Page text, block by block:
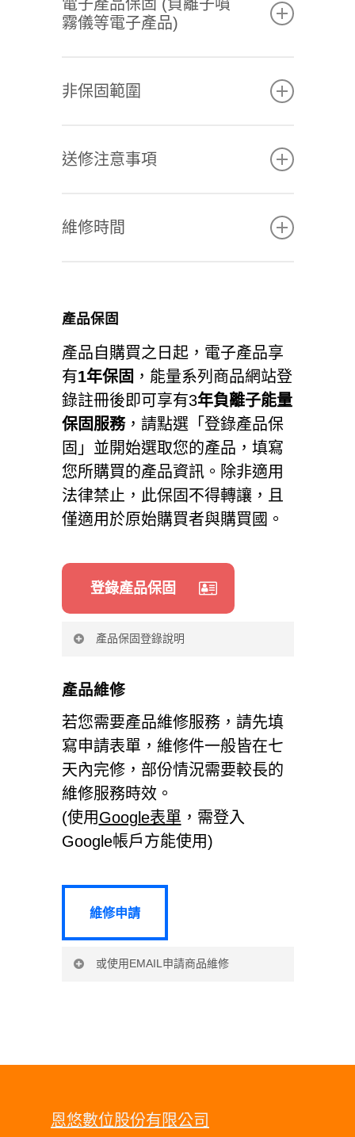
電子產品保固 (負離子噴
霧儀等電子產品)
不包含項鍊、手環、護具、服
期限為一年(含)需有發票或具
體故障者(不含軟體更新)，客
品。如遇恩悠產品新品不良需
更換同型或其他商品時，其損
耗性配件如電池、充電器、耳
機等，將依代理商或經銷商標
準作彈性更換，消費者不得強
制要求恩悠及其代理商或經銷
商提供未拆封之新品更換。商
品有瑕疵與非人為故障，恩悠
數位提供七天內免費新品更換
購買日期證明文件。
恩悠數位資訊保證所有產品皆
經過完整測試，以避免原物料
及加工過程中之一切缺失，並
若您所購買的恩悠數位電子產
品在保固期間內，於正常環境
使用之下，因不良的加工或原
物料而導致故障，恩悠數位將
負起維修或更換同級產品之責
任。
恩悠數位產品皆附有保固卡，
購買恩悠數位產品時請經銷商
保固方才生效。或需有發票及
當您所購買之產品超出保固
非保固範圍
供保固及維修服務。
因天災地變、雷擊及不可抗拒
送修注意事項
標準收費。
維修時間
的維修時效，國內一般皆在七
天內完修,國外為十四天(工作
天),部份情況需要較長的維修
服務時效
偏遠地區不在物流取送範圍內
者。
收件經銷商未立即報修，或未
依標準程序報修而延誤時效。
故障品需要收取費用，但超出
部份機板故障，消費者選擇原
機機板維修者亦需轉送維修
廠，維修時效必須視各維修廠
維修備品短缺或停產。
維修品需要較長的測試時間以
確保維修品質
產品保固
產品自購買之日起，電子產品享
有1年保固 ，能量系列商品網站登
錄註冊後即可享有3年負離子能量
保固服務，請點選「登錄產品保
固」並開始選取您的產品，填寫
您所購買的產品資訊。除非適用
法律禁止，此保固不得轉讓，且
僅適用於原始購買者與購買國。
登錄產品保固
產品保固登錄說明
登錄，完成產品保固登錄後能
享有保固與維修服務。
產品維修
若您需要產品維修服務，請先填
寫申請表單，維修件一般皆在七
天內完修，部份情況需要較長的
維修服務時效。
(使用Google表單 ，需登入
Google帳戶方能使用)
維修申請
或使用EMAIL申請商品維修
送修產品:
恩悠數位股份有限公司